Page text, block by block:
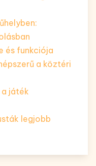
és funkciója
a köztéri
játék
legjobb